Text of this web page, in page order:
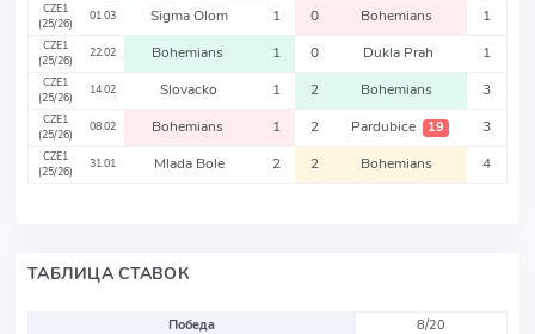
CZE1
(25/26)
01.03 Sigma Olom 1 0 Bohemians 1
CZE1
(25/26)
22.02 Bohemians 1 0 Dukla Prah 1
CZE1
(25/26)
14.02 Slovacko 1 2 Bohemians 3
CZE1
(25/26)
08.02 Bohemians 1 2 Pardubice 19 3
CZE1
(25/26)
31.01 Mlada Bole 2 2 Bohemians 4
ТАБЛИЦА СТАВОК
Победа
8/20